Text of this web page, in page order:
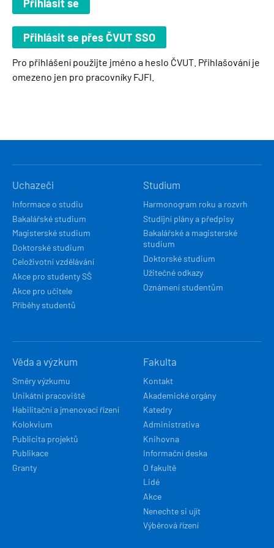
Pro přihlášení použijte jméno a heslo ČVUT. Přihlašování je
omezeno jen pro pracovníky FJFI.
NAVIGACE
Uchazeči
Informace o studiu
Bakalářské studium
Magisterské studium
Doktorské studium
Celoživotní vzdělávání
Akce pro studenty SŠ
Akce pro učitele
Příběhy studentů
Studium
Harmonogram roku a rozvrh
Studijní plány a předpisy
Bakalářské a magisterské
studium
Doktorské studium
Užitečné odkazy
Oznámení studentům
Věda a výzkum
Směry výzkumu
Unikátní pracoviště
Habilitační a jmenovací řízení
Kolokvium
Publicita projektů
Publikace
Granty
Fakulta
Kontakt
Akademické orgány
Katedry
Administrativa
Knihovna
Informační deska
O fakultě
Lidé
Akce
Nenechte si ujít
Výběrová řízení